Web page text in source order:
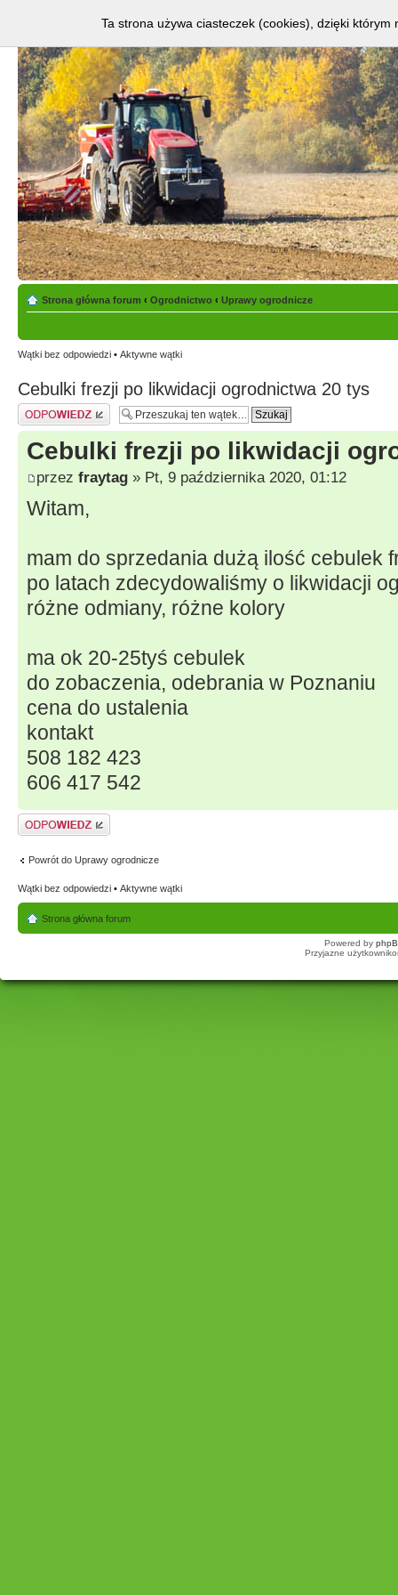
Strona główna forum ‹ Ogrodnictwo ‹ Uprawy ogrodnicze
Wątki bez odpowiedzi • Aktywne wątki
Cebulki frezji po likwidacji ogrodnictwa 20 tys
Odpowiedz
Cebulki frezji po likwidacji
przez fraytag » Pt, 9 października 2020, 01:12
Witam,
mam do sprzedania dużą ilość cebulek
po latach zdecydowaliśmy o likwidacji
różne odmiany, różne kolory
ma ok 20-25tyś cebulek
do zobaczenia, odebrania w Poznaniu
cena do ustalenia
kontakt
508 182 423
606 417 542
Odpowiedz
Powrót do Uprawy ogrodnicze
Wątki bez odpowiedzi • Aktywne wątki
Strona główna forum
Powered by
Przyjazne
Ta strona używa ciasteczek (cookies), dzięki którym